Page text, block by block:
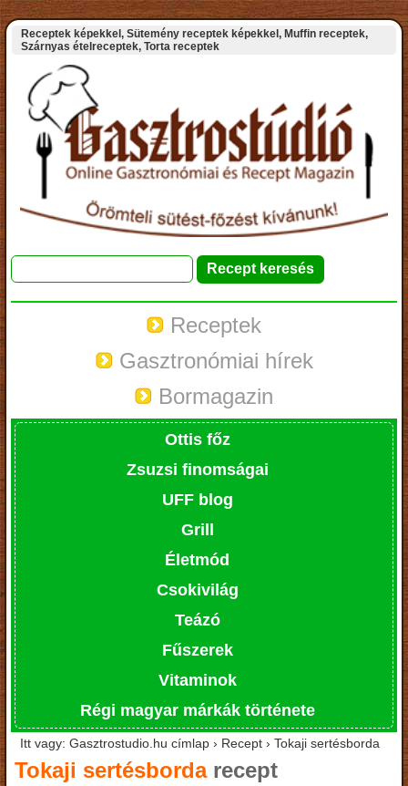
Receptek képekkel, Sütemény receptek képekkel, Muffin receptek,
Szárnyas ételreceptek, Torta receptek
Receptek
Gasztronómiai hírek
Bormagazin
Ottis főz
Zsuzsi finomságai
UFF blog
Grill
Életmód
Csokivilág
Teázó
Fűszerek
Vitaminok
Régi magyar márkák története
Itt vagy: Gasztrostudio.hu címlap › Recept › Tokaji sertésborda
Tokaji sertésbordarecept